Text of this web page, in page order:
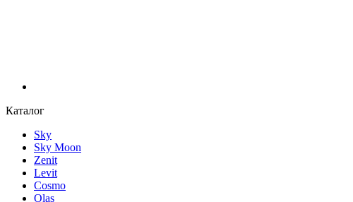
Каталог
Sky
Sky Moon
Zenit
Levit
Cosmo
Olas